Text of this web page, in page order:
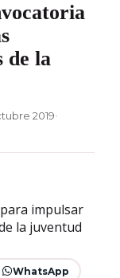
de la
2019•
WhatsApp